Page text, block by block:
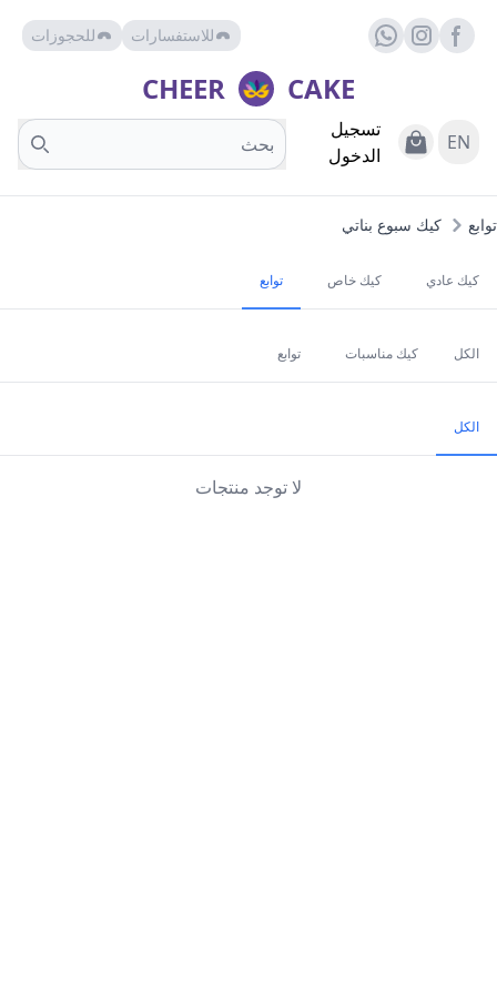
Facebook page
insta
whats للاستفسارات للحجوزات
CHEER CAKE
EN
View Cart
تسجيل
الدخول
Search
توابع كيك سبوع بناتي
كيك عادي كيك خاص توابع
الكل كيك مناسبات توابع
الكل
لا توجد منتجات